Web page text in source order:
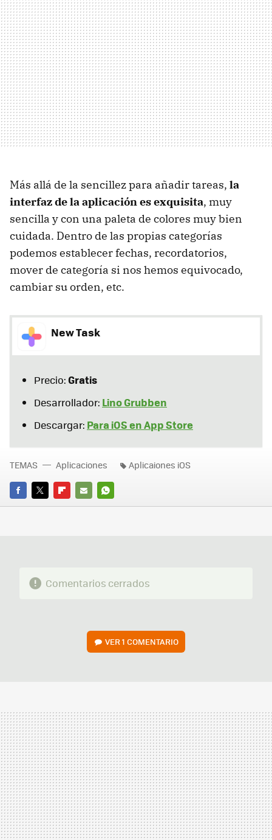
Más allá de la sencillez para añadir tareas, la
interfaz de la aplicación es exquisita, muy
sencilla y con una paleta de colores muy bien
cuidada. Dentro de las propias categorías
podemos establecer fechas, recordatorios,
mover de categoría si nos hemos equivocado,
cambiar su orden, etc.
New Task
Precio:Gratis
Desarrollador: Lino Grubben
Descargar: Para iOS en App Store
FACEBOOK
TWITTERFLIPBOARD
E-
WHATSAPP
TEMAS Aplicaciones Aplicaiones iOS
Comentarios cerrados
VER1 COMENTARIO